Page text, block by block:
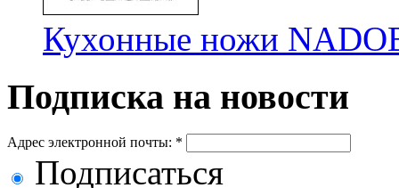
Кухонные ножи
Подписка на новости
Адрес электронной почты: *
Подписаться